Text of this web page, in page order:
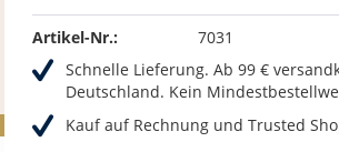
Artikel-Nr.:
7031
Schnelle Lieferung. Ab 99 €
Deutschland. Kein
Kauf auf Rechnung und Trusted